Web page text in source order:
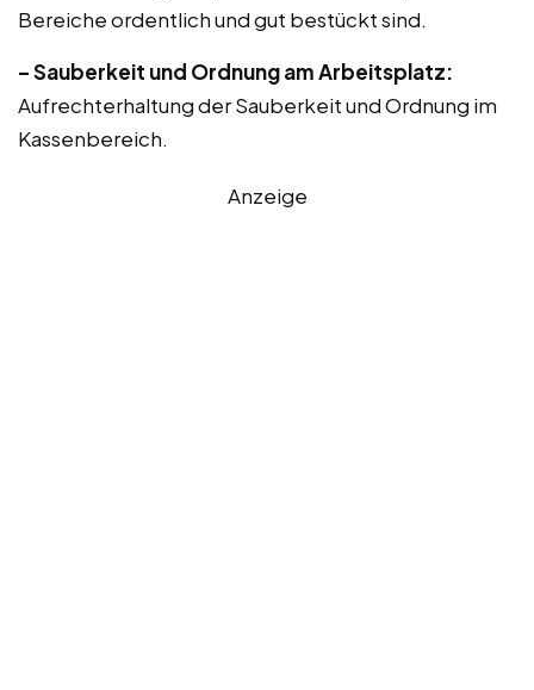
Bereiche ordentlich und gut bestückt sind.
– Sauberkeit und Ordnung am Arbeitsplatz:
Aufrechterhaltung der Sauberkeit und Ordnung im
Kassenbereich.
Anzeige